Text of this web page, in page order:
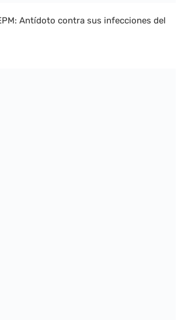
Antídoto contra sus infecciones del